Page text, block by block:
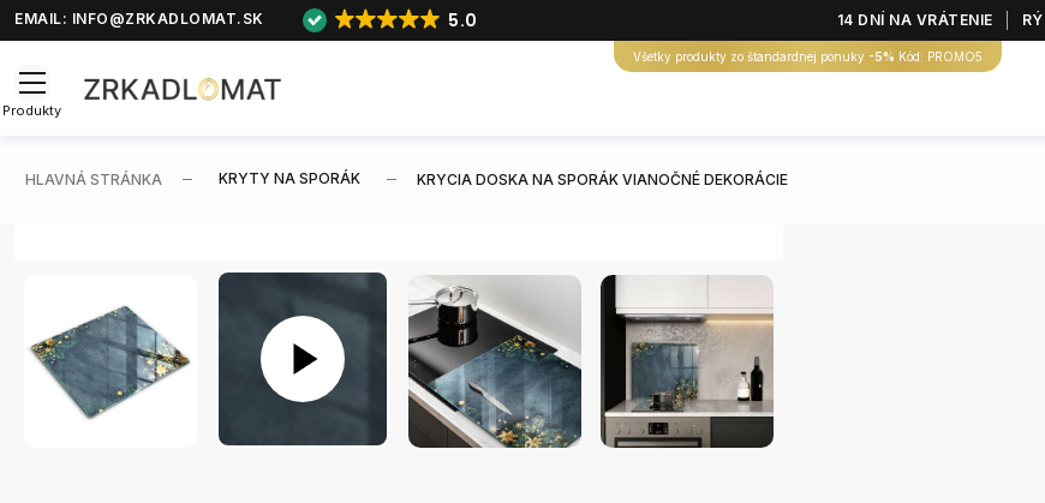
EMAIL: INFO@ZRKADLOMAT.SK 5.0 14 DNÍ NA VRÁTENIE
Všetky produkty zo štandardnej ponuky -5% Kód: PROMO5
Produkty
HLAVNÁ STRÁNKA KRYTY NA SPORÁK KRYCIA DOSKA NA SPORÁK VIANOČNÉ DEKORÁCIE